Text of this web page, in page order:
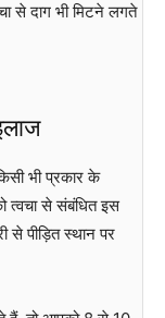
से दाग भी मिटने लगते
भी प्रकार के
से संबंधित इस
से पीड़ित स्थान पर